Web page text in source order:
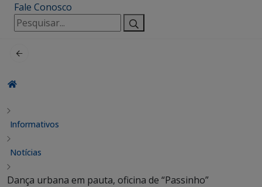
Fale Conosco
Pesquisar
por:
Informativos
Notícias
Dança urbana em pauta, oficina de “Passinho”